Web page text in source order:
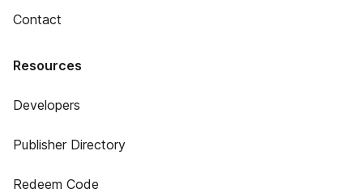
Contact
Resources
Developers
Publisher Directory
Redeem Code